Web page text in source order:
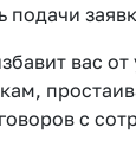
подачи
вас от
с